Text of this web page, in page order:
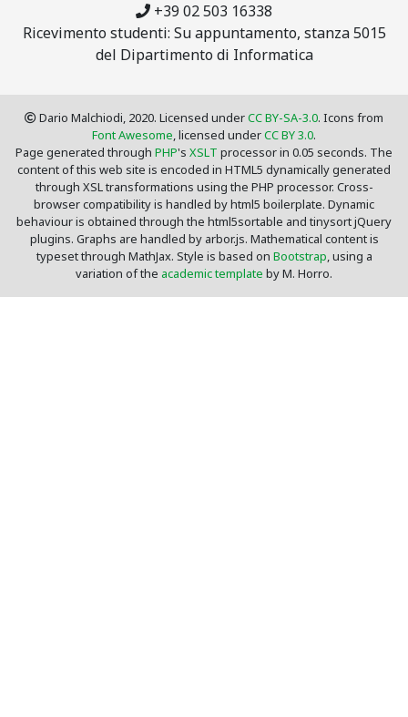
+39 02 503 16338
Ricevimento studenti: Su appuntamento, stanza 5015
del Dipartimento di Informatica
Dario Malchiodi, 2020. Licensed underCC BY-SA-3.0. Icons from
Font Awesome, licensed underCC BY 3.0.
Page generated through PHP's XSLT processor in 0.05 seconds. The
content of this web site is encoded in HTML5 dynamically generated
through XSL transformations using the PHP processor. Cross-
browser compatibility is handled by html5 boilerplate. Dynamic
behaviour is obtained through the html5sortable and tinysort jQuery
plugins. Graphs are handled by arbor.js. Mathematical content is
typeset through MathJax. Style is based on Bootstrap, using a
variation of the academic template by M. Horro.